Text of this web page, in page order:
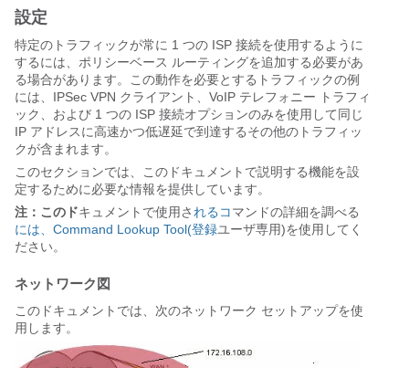
設定
特定のトラフィックが常に 1 つの ISP 接続を使用するように
するには、ポリシーベース ルーティングを追加する必要があ
る場合があります。この動作を必要とするトラフィックの例
には、IPSec VPN クライアント、VoIP テレフォニー トラフィ
ック、および 1 つの ISP 接続オプションのみを使用して同じ
IP アドレスに高速かつ低遅延で到達するその他のトラフィッ
クが含まれます。
このセクションでは、このドキュメントで説明する機能を設
定するために必要な情報を提供しています。
注：このドキュメントで使用されるコマンドの詳細を調べる
には、Command Lookup Tool(登録ユーザ専用)を使用してく
ださい。
ネットワーク図
このドキュメントでは、次のネットワーク セットアップを使
用します。